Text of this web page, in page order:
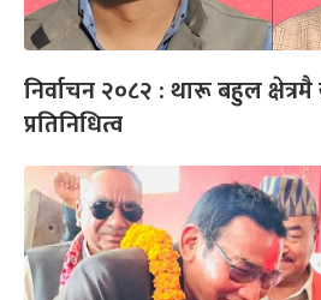
निर्वाचन २०८२ : थारू बहुल
प्रतिनिधित्व